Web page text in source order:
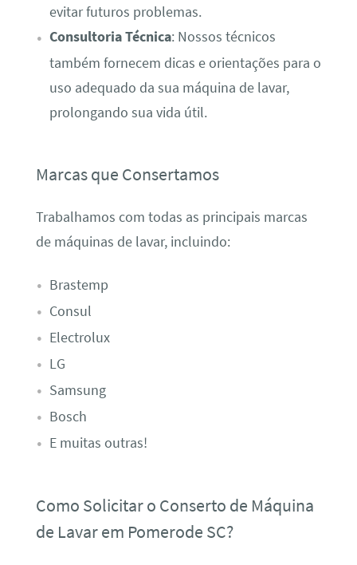
evitar futuros problemas.
Consultoria Técnica: Nossos técnicos
também fornecem dicas e orientações para o
uso adequado da sua máquina de lavar,
prolongando sua vida útil.
Marcas que Consertamos
Trabalhamos com todas as principais marcas
de máquinas de lavar, incluindo:
Brastemp
Consul
Electrolux
LG
Samsung
Bosch
E muitas outras!
Como Solicitar o Conserto de Máquina
de Lavar em Pomerode SC?